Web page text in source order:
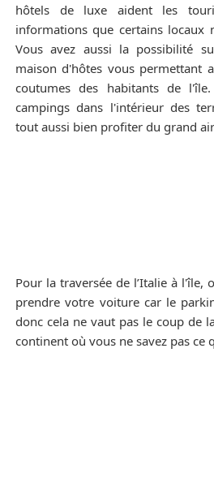
hôtels de luxe aident les
informations que certains locaux
Vous avez aussi la possibilité
maison d'hôtes vous permettant
coutumes des habitants de
campings dans l'intérieur des
tout aussi bien profiter du grand
Pour la traversée de l’Italie à l'île,
prendre votre voiture car le
donc cela ne vaut pas le coup de
continent où vous ne savez pas ce